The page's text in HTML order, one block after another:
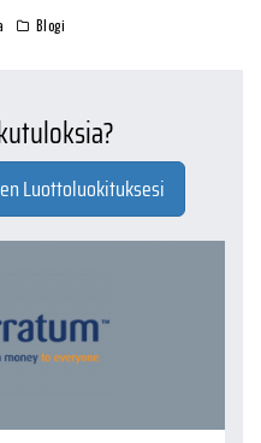
Blogi
Luottoluokituksesi